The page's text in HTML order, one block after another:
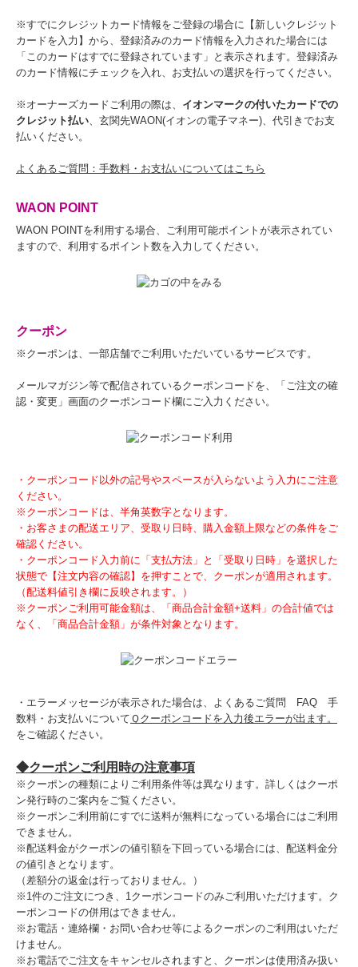
※すでにクレジットカード情報をご登録の場合に【新しいクレジット
カードを入力】から、登録済みのカード情報を入力された場合には
「このカードはすでに登録されています」と表示されます。登録済み
のカード情報にチェックを入れ、お支払いの選択を行ってください。
※オーナーズカードご利用の際は、 イオンマークの付いたカードでの
クレジット払い、玄関先WAON(イオンの電子マネー)、代引きでお支
払いください。
よくあるご質問：手数料・お支払いについてはこちら
WAON POINT
WAON POINTを利用する場合、ご利用可能ポイントが表示されてい
ますので、利用するポイント数を入力してください。
クーポン
※クーポンは、一部店舗でご利用いただいているサービスです。
メールマガジン等で配信されているクーポンコードを、「ご注文の確
認・変更」画面のクーポンコード欄にご入力ください。
・クーポンコード以外の記号やスペースが入らないよう入力にご注意
ください。
※クーポンコードは、半角英数字となります。
・お客さまの配送エリア、受取り日時、購入金額上限などの条件をご
確認ください。
・クーポンコード入力前に「支払方法」と「受取り日時」を選択した
状態で【注文内容の確認】を押すことで、クーポンが適用されます。
（配送料値引き欄に反映されます。）
※クーポンご利用可能金額は、「商品合計金額+送料」の合計値では
なく、「商品合計金額」が条件対象となります。
・エラーメッセージが表示された場合は、よくあるご質問 FAQ 手
数料・お支払いについて Ｑクーポンコードを入力後エラーが出ます。
をご確認ください。
◆クーポンご利用時の注意事項
※クーポンの種類によりご利用条件等は異なります。詳しくはクーポ
ン発行時のご案内をご覧ください。
※クーポンご利用前にすでに送料が無料になっている場合にはご利用
できません。
※配送料金がクーポンの値引額を下回っている場合には、配送料金分
の値引きとなります。
（差額分の返金は行っておりません。）
※1件のご注文につき、1クーポンコードのみご利用いただけます。ク
ーポンコードの併用はできません。
※お電話・連絡欄・お問い合わせ等によるクーポンのご利用はいただ
けません。
※お電話でご注文をキャンセルされますと、クーポンは使用済み扱い